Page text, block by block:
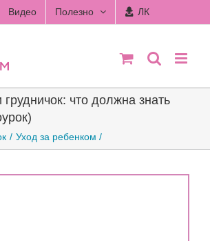
Видео Полезно ЛК
что должна знать
Уход за ребенком